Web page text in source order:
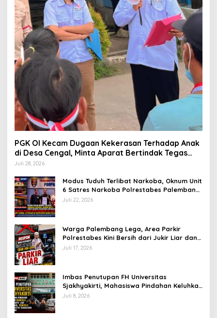
PGK OI Kecam Dugaan Kekerasan Terhadap Anak
di Desa Cengal, Minta Aparat Bertindak Tegas
Jika Terbukti
Juli 28, 2026
Modus Tuduh Terlibat Narkoba, Oknum Unit
6 Satres Narkoba Polrestabes Palembang
Diduga Peras Istri Korban Rp40 Juta, GPP
Juli 22, 2026
Warga Palembang Lega, Area Parkir
Polrestabes Kini Bersih dari Jukir Liar dan
Gratis
Juli 17, 2026
Imbas Penutupan FH Universitas
Sjakhyakirti, Mahasiswa Pindahan Keluhkan
Birokrasi Ruwet di Universitas Tamansiswa
Juli 8, 2026